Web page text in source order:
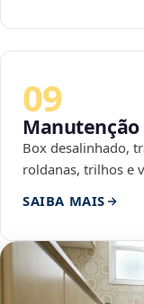
09
Box desalinhado,
roldanas, trilhos e
SAIBA MAIS